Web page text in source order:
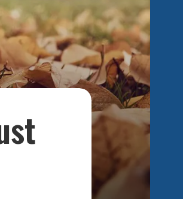
Bekijk alle foto's